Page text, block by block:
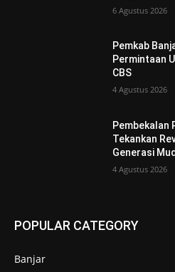
6 Agustus 2026
Pemkab
Permintaan
CBS
4 Agustus 2026
Pembekalan
Tekankan
Generasi
4 Agustus 2026
POPULAR CATEGORY
Banjar